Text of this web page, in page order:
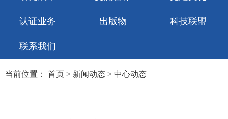
认证业务 出版物 科技联盟
联系我们
当前位置： 首页 > 新闻动态 > 中心动态